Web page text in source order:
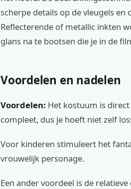
scherpe details op de vleugels
Reflecterende of metallic inkten
glans na te bootsen die je in de
Voordelen en nadelen
Voordelen: Het kostuum is
compleet, dus je hoeft niet zelf
Voor kinderen stimuleert het
vrouwelijk personage.
Een ander voordeel is de